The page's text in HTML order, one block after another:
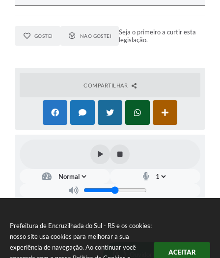
Prefeitura de Encruzilhada do Sul - RS e os cookies:
nosso site usa cookies para melhorar a sua
experiência de navegação. Ao continuar você
ACEITAR
GOSTEI NÃO GOSTEI
Seja o primeiro a curtir esta
legislação.
COMPARTILHAR
Ouvidoria Municipal